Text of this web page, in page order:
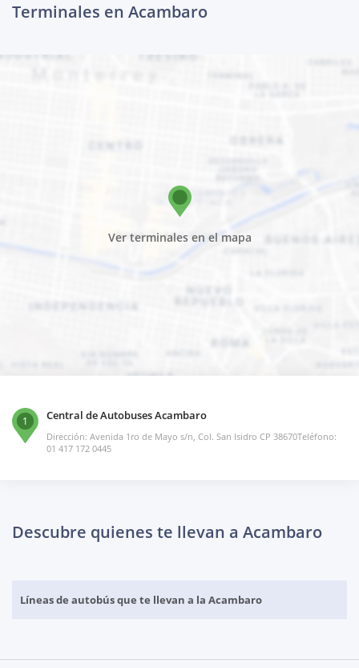
Terminales en Acambaro
Ver terminales en el mapa
1 Central de Autobuses Acambaro
Dirección: Avenida 1ro de Mayo s/n, Col. San Isidro CP 38670Teléfono:
01 417 172 0445
Descubre quienes te llevan a Acambaro
Líneas de autobús que te llevan a la Acambaro